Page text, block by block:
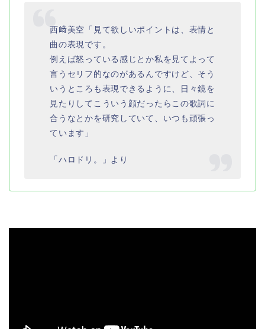
西﨑美空「見て欲しいポイントは、表情と
曲の表現です。
例えば怒っている感じとか私を見てよって
言うセリフ的なのがあるんですけど、そう
いうところも表現できるように、日々鏡を
見たりしてこういう顔だったらこの歌詞に
合うなとかを研究していて、いつも頑張っ
ています」
「ハロドリ。」より